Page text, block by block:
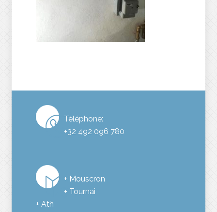
Téléphone:
+32 492 096 780
+ Mouscron
+ Tournai
+ Ath